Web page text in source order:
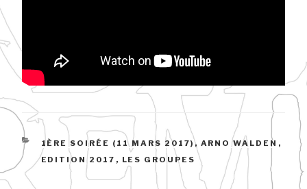
CATÉGORIES
1ÈRE SOIRÉE (11 MARS 2017), ARNO WALDEN ,
EDITION 2017 , LES GROUPES